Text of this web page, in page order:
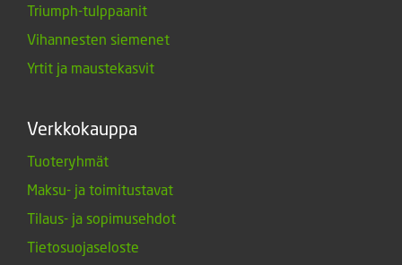
Triumph-tulppaanit
Vihannesten siemenet
Yrtit ja maustekasvit
Verkkokauppa
Tuoteryhmät
Maksu- ja toimitustavat
Tilaus- ja sopimusehdot
Tietosuojaseloste